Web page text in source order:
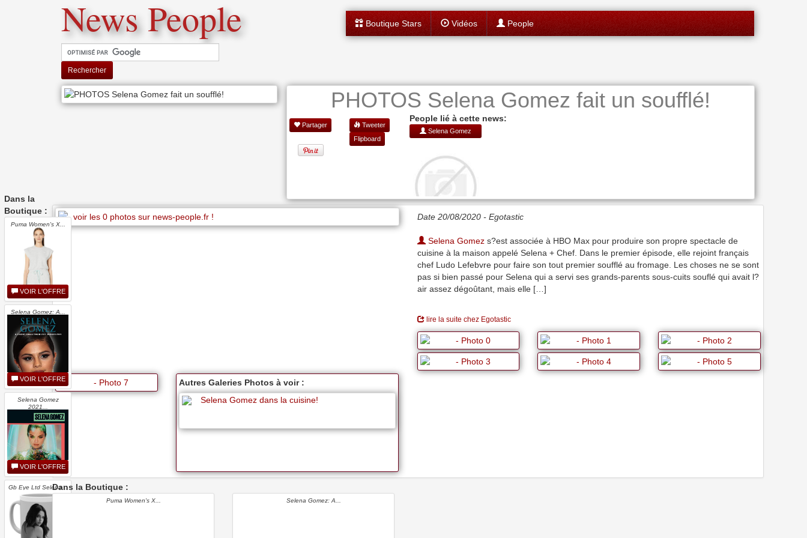
News People
Rechercher
Boutique Stars Vidéos People
PHOTOS Selena Gomez fait un soufflé!
Partager
Tweeter
Flipboard
People lié à cette news:
Selena Gomez
Date 20/08/2020 - Egotastic
Selena Gomezs?est associée à HBO Max pour produire son propre spectacle de
cuisine à la maison appelé Selena + Chef. Dans le premier épisode, elle rejoint français
chef Ludo Lefebvre pour faire son tout premier soufflé au fromage. Les choses ne se sont
pas si bien passé pour Selena qui a servi ses grands-parents sous-cuits souflé qui avait l?
air assez dégoûtant, mais elle […]
lire la suite chez Egotastic
Autres Galeries Photos à voir :
Selena Gomez dans la cuisine!
Dans la
Boutique :
Puma Women's X...
VOIR L'OFFRE
Selena Gomez: A...
VOIR L'OFFRE
Selena Gomez
2021...
VOIR L'OFFRE
Gb Eye Ltd Selena...Dans la Boutique :
Puma Women's X... Selena Gomez: A...